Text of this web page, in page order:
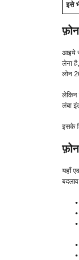
इसे
आइये
लेना
लोन
लेकिन
लंबा
इसके
यहाँ